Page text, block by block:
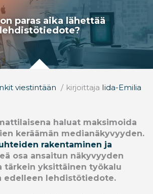
paras aika lähettää
lehdistötiedote?
viestintään / kirjoittaja Iida-Emilia
haluat maksimoida
keräämän medianäkyvyyden.
rakentaminen ja
osa ansaitun näkyvyyden
tärkein yksittäinen työkalu
edelleen lehdistötiedote.